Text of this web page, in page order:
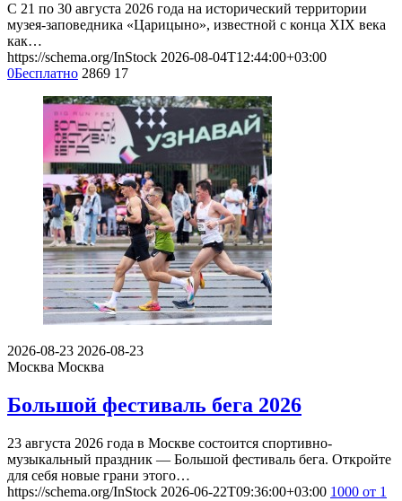
С 21 по 30 августа 2026 года на исторический территории
музея-заповедника «Царицыно», известной с конца XIX века
как…
https://schema.org/InStock 2026-08-04T12:44:00+03:00
0Бесплатно 2869 17
2026-08-23 2026-08-23
Москва Москва
Большой фестиваль бега 2026
23 августа 2026 года в Москве состоится спортивно-
музыкальный праздник — Большой фестиваль бега. Откройте
для себя новые грани этого…
https://schema.org/InStock 2026-06-22T09:36:00+03:00 1000 от 1